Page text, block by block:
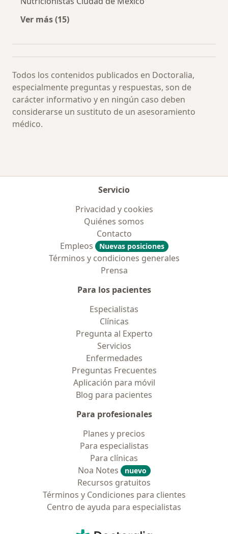
Ver más (15)
Todos los contenidos publicados en Doctoralia,
especialmente preguntas y respuestas, son de
carácter informativo y en ningún caso deben
considerarse un sustituto de un asesoramiento
médico.
Servicio
Privacidad y cookies
Quiénes somos
Contacto
Empleos
Nuevas posiciones
Términos y condiciones generales
Prensa
Para los pacientes
Especialistas
Clínicas
Pregunta al Experto
Servicios
Enfermedades
Preguntas Frecuentes
Aplicación para móvil
Blog para pacientes
Para profesionales
Planes y precios
Para especialistas
Para clínicas
Noa Notes
nuevo
Recursos gratuitos
Términos y Condiciones para clientes
Centro de ayuda para especialistas